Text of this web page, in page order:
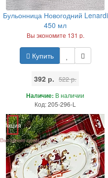
Бульонница Новогодний Lenardi
450 мл
Вы экономите 131 р.
Купить
392 р. 522 р.
Наличие: В наличии
Код: 205-296-L
Акция
Выгодные цены